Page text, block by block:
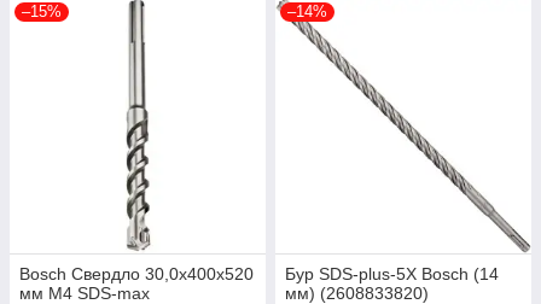
–15%
Bosch Свердло 30,0х400х520
мм М4 SDS-max
–14%
Бур SDS-plus-5X Bosch (14
мм) (2608833820)